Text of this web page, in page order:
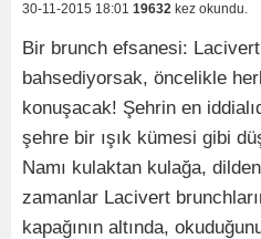
30-11-2015 18:01 19632 kez okundu.
Bir brunch efsanesi:
bahsediyorsak, öncelikle
konuşacak! Şehrin en
şehre bir ışık kümesi gibi
Namı kulaktan kulağa,
zamanlar Lacivert
kapağının altında,